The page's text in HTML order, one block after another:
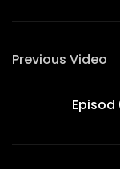
Previous Video
Episod